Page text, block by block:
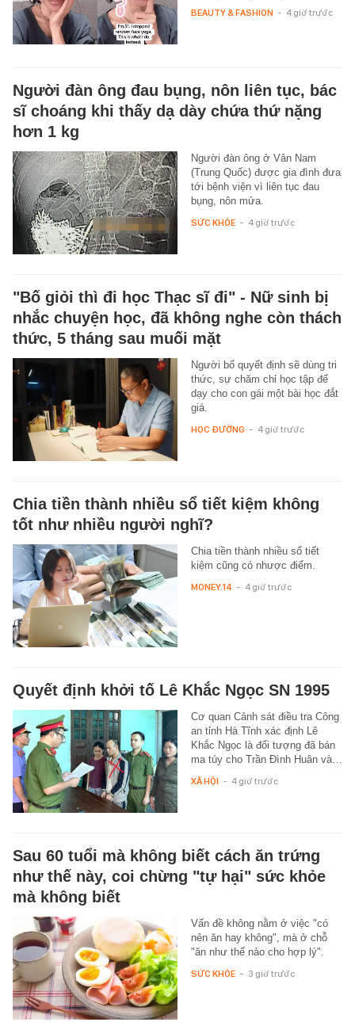
BEAUTY & FASHION - 4 giờ trước
Người đàn ông đau bụng, nôn liên tục, bác
sĩ choáng khi thấy dạ dày chứa thứ nặng
hơn 1 kg
Người đàn ông ở Vân Nam
(Trung Quốc) được gia đình đưa
tới bệnh viện vì liên tục đau
bụng, nôn mửa.
SỨC KHỎE - 4 giờ trước
"Bố giỏi thì đi học Thạc sĩ đi" - Nữ sinh bị
nhắc chuyện học, đã không nghe còn thách
thức, 5 tháng sau muối mặt
Người bố quyết định sẽ dùng tri
thức, sự chăm chỉ học tập để
dạy cho con gái một bài học đắt
giá.
HỌC ĐƯỜNG - 4 giờ trước
Chia tiền thành nhiều sổ tiết kiệm không
tốt như nhiều người nghĩ?
Chia tiền thành nhiều sổ tiết
kiệm cũng có nhược điểm.
MONEY.14 - 4 giờ trước
Quyết định khởi tố Lê Khắc Ngọc SN 1995
Cơ quan Cảnh sát điều tra Công
an tỉnh Hà Tĩnh xác định Lê
Khắc Ngọc là đối tượng đã bán
ma túy cho Trần Đình Huân và…
XÃ HỘI - 4 giờ trước
Sau 60 tuổi mà không biết cách ăn trứng
như thế này, coi chừng "tự hại" sức khỏe
mà không biết
Vấn đề không nằm ở việc "có
nên ăn hay không", mà ở chỗ
"ăn như thế nào cho hợp lý".
SỨC KHỎE - 3 giờ trước